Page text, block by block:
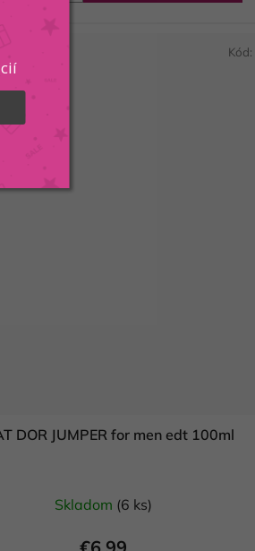
DOR JUMPER for men edt 100ml
Skladom (6 ks)
Kód: